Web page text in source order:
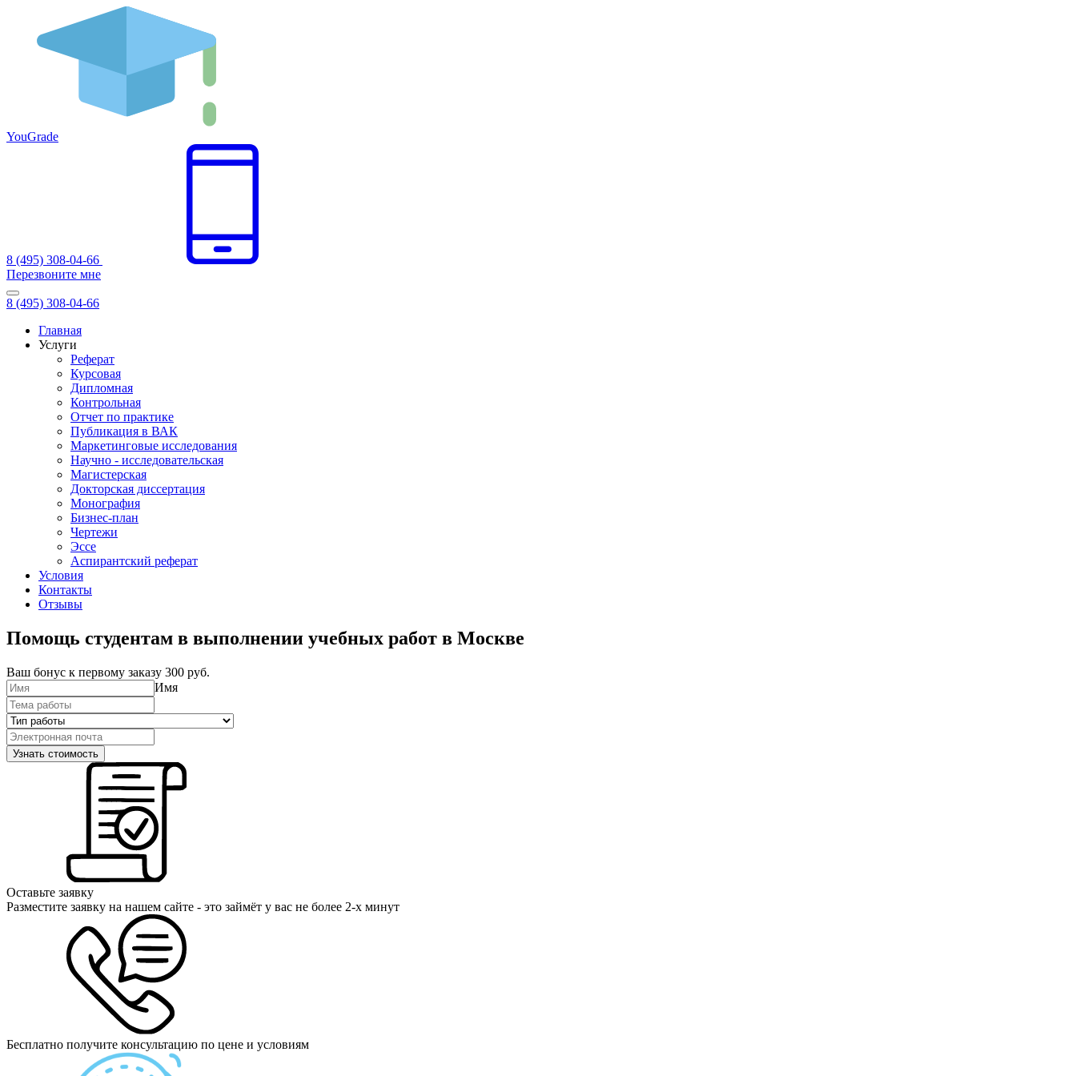
YouGrade
8 (495) 308-04-66
Перезвоните мне
8 (495) 308-04-66
Главная
Услуги
Реферат
Курсовая
Дипломная
Контрольная
Отчет по практике
Публикация в ВАК
Маркетинговые исследования
Научно - исследовательская
Магистерская
Докторская диссертация
Монография
Бизнес-план
Чертежи
Эссе
Аспирантский реферат
Условия
Контакты
Отзывы
Помощь студентам в выполнении учебных работ в Москве
Ваш бонус к первому заказу 300 руб.
Имя
Оставьте заявку
Разместите заявку на нашем сайте - это займёт у вас не более 2-х минут
Бесплатно получите консультацию по цене и условиям